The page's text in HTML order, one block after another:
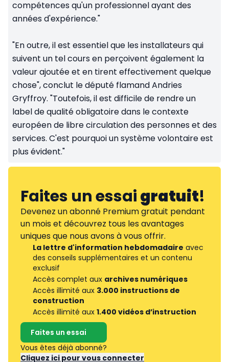
compétences qu'un professionnel ayant des
années d'expérience."
"En outre, il est essentiel que les installateurs qui
suivent un tel cours en perçoivent également la
valeur ajoutée et en tirent effectivement quelque
chose", conclut le député flamand Andries
Gryffroy. "Toutefois, il est difficile de rendre un
label de qualité obligatoire dans le contexte
européen de libre circulation des personnes et des
services. C'est pourquoi un système volontaire est
plus évident."
Faites un essaigratuit!
Devenez un abonné Premium gratuit pendant
un mois et découvrez tous les avantages
uniques que nous avons à vous offrir.
La lettre d'information hebdomadaire avec
des conseils supplémentaires et un contenu
exclusif
Accès complet aux archives numériques
Accès illimité aux 3.000 instructions de
construction
Accès illimité aux 1.400 vidéos d’instruction
Faites un essai
Vous êtes déjà abonné?
Cliquez ici pour vous connecter